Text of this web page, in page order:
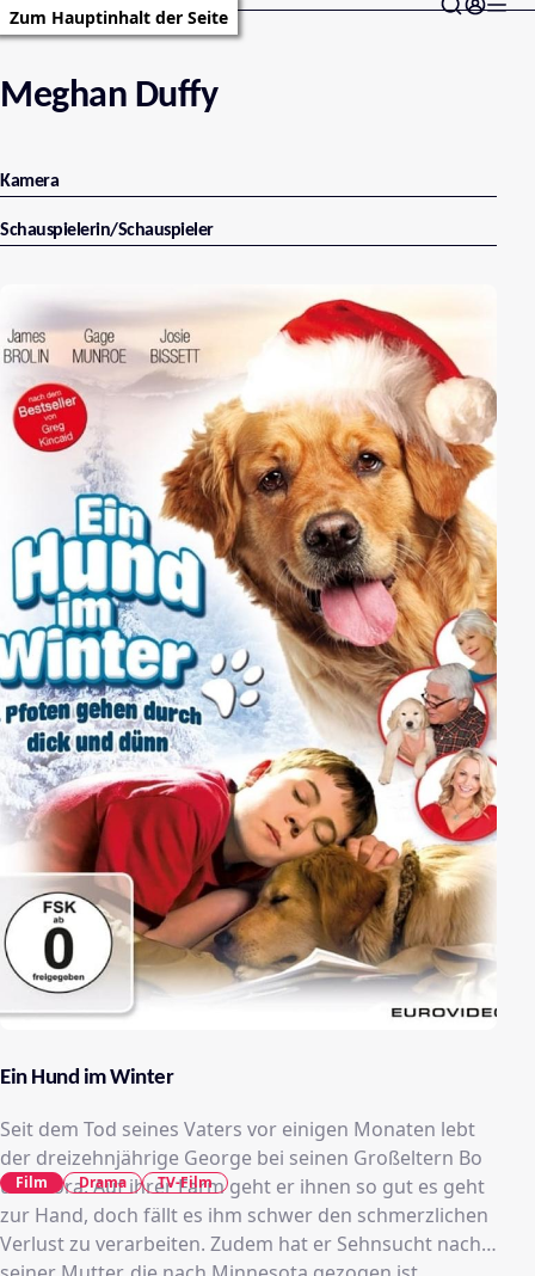
Zum Hauptinhalt der Seite
Meghan Duffy
Kamera
Schauspielerin/Schauspieler
Ein Hund im Winter
Seit dem Tod seines Vaters vor einigen Monaten lebt
der dreizehnjährige George bei seinen Großeltern Bo
und Cora. Auf ihrer Farm geht er ihnen so gut es geht
zur Hand, doch fällt es ihm schwer den schmerzlichen
Verlust zu verarbeiten. Zudem hat er Sehnsucht nach
Film Drama TV-Film